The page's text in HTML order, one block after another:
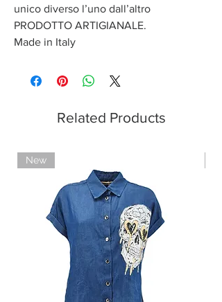
unico diverso l’uno dall’altro
PRODOTTO ARTIGIANALE.
Made in Italy
Related Products
New